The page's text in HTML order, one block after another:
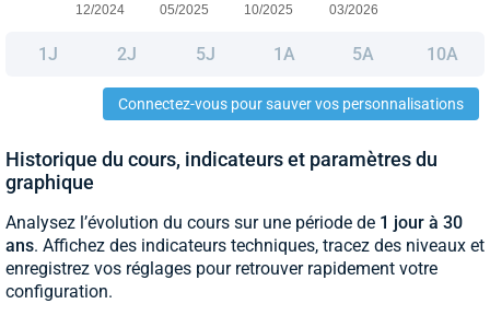
1J 2J 5J 1A 5A 10A
Connectez-vous pour sauver vos personnalisations
Historique du cours, indicateurs et paramètres du
graphique
Analysez l’évolution du cours sur une période de 1 jour à 30
ans. Affichez des indicateurs techniques, tracez des niveaux et
enregistrez vos réglages pour retrouver rapidement votre
configuration.